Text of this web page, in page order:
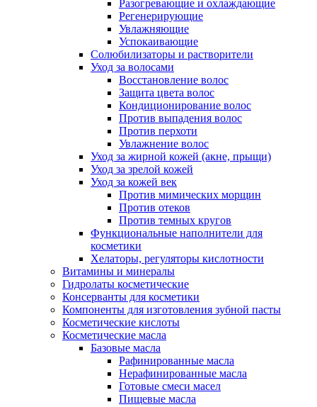
Разогревающие и охлаждающие
Регенерирующие
Увлажняющие
Успокаивающие
Солюбилизаторы и растворители
Уход за волосами
Восстановление волос
Защита цвета волос
Кондиционирование волос
Против выпадения волос
Против перхоти
Увлажнение волос
Уход за жирной кожей (акне, прыщи)
Уход за зрелой кожей
Уход за кожей век
Против мимических морщин
Против отеков
Против темных кругов
Функциональные наполнители для
косметики
Хелаторы, регуляторы кислотности
Витамины и минералы
Гидролаты косметические
Консерванты для косметики
Компоненты для изготовления зубной пасты
Косметические кислоты
Косметические масла
Базовые масла
Рафинированные масла
Нерафинированные масла
Готовые смеси масел
Пищевые масла